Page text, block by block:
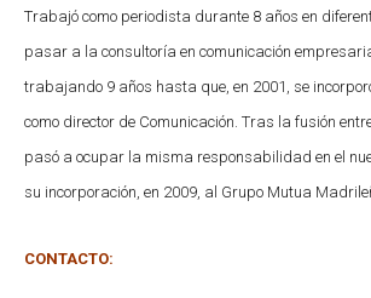
Trabajó como periodista durante 8 años en
pasar a la consultoría en comunicación
trabajando 9 años hasta que, en 2001, se
como director de Comunicación. Tras la fusión
pasó a ocupar la misma responsabilidad en el
su incorporación, en 2009, al Grupo Mutua
CONTACTO: